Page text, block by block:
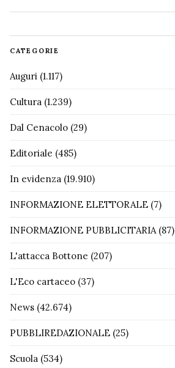
CATEGORIE
Auguri (1.117)
Cultura (1.239)
Dal Cenacolo (29)
Editoriale (485)
In evidenza (19.910)
INFORMAZIONE ELETTORALE (7)
INFORMAZIONE PUBBLICITARIA (87)
L'attacca Bottone (207)
L'Eco cartaceo (37)
News (42.674)
PUBBLIREDAZIONALE (25)
Scuola (534)